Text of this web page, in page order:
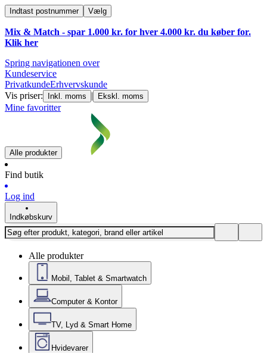
Indtast postnummer Vælg
Mix & Match - spar 1.000 kr. for hver 4.000 kr. du køber for.
Klik her
Spring navigationen over
Kundeservice
PrivatkundeErhvervskunde
Vis priser:
Inkl. moms | Ekskl. moms
Mine favoritter
Alle produkter
Find butik
Log ind
Indkøbskurv
Alle produkter
Mobil, Tablet & Smartwatch
Computer & Kontor
TV, Lyd & Smart Home
Hvidevarer